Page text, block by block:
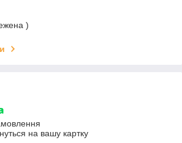
)
на вашу картку